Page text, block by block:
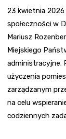
23 kwietnia
społeczności w
Mariusz
Miejskiego
administracyjne.
użyczenia
zarządzanym
na celu
codziennych